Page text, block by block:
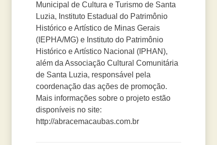
Municipal de Cultura e Turismo de Santa
Luzia, Instituto Estadual do Patrimônio
Histórico e Artístico de Minas Gerais
(IEPHA/MG) e Instituto do Patrimônio
Histórico e Artístico Nacional (IPHAN),
além da Associação Cultural Comunitária
de Santa Luzia, responsável pela
coordenação das ações de promoção.
Mais informações sobre o projeto estão
disponíveis no site:
http://abracemacaubas.com.br